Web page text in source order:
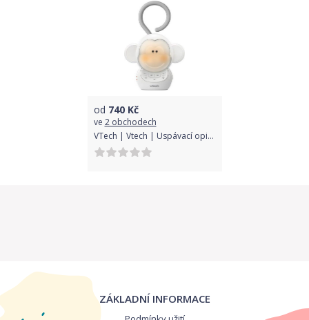
od 740Kč
ve 2 obchodech
VTech | Vtech | Uspávací opička Vtech ST1000 | Bílá |
ZÁKLADNÍ INFORMACE